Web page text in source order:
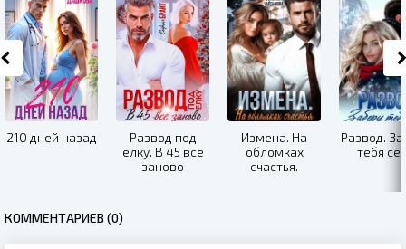
210 дней назад
Развод под
ёлку. В 45 все
заново
Измена. На
обломках
счастья.
Развод.
тебя
КОММЕНТАРИЕВ (0)